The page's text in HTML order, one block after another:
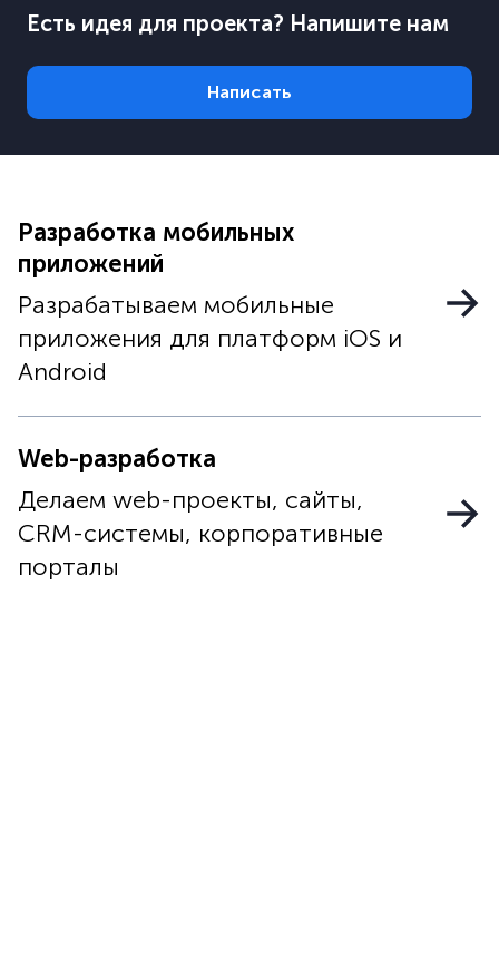
Есть идея для проекта? Напишите нам
Написать
Разработка мобильных
приложений
Разрабатываем мобильные
приложения для платформ iOS и
Android
Web-разработка
Делаем web-проекты, сайты,
CRM-системы, корпоративные
порталы